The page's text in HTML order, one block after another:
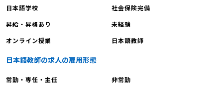
本語を母語とする児童・生徒に対し
目指します。一方、日本語教師は日本
語を外国語として学ぶ人々に、基礎的
で、段階的な指導を行います。また、
日本語教師と国語教師では教育内容や
日本語学校
社会保険完備
昇給・昇格あり
未経験
オンライン授業
日本語教師
日本語教師の求人の雇用形態
常勤・専任・主任 非常勤